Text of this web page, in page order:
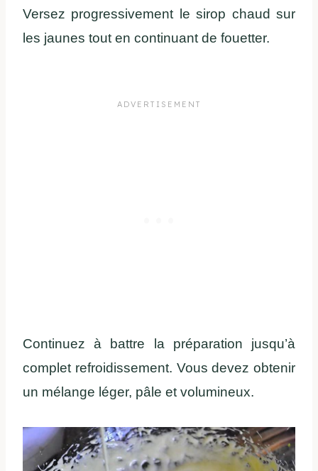
Versez progressivement le sirop chaud sur
les jaunes tout en continuant de fouetter.
Continuez à battre la préparation jusqu’à
complet refroidissement. Vous devez obtenir
un mélange léger, pâle et volumineux.